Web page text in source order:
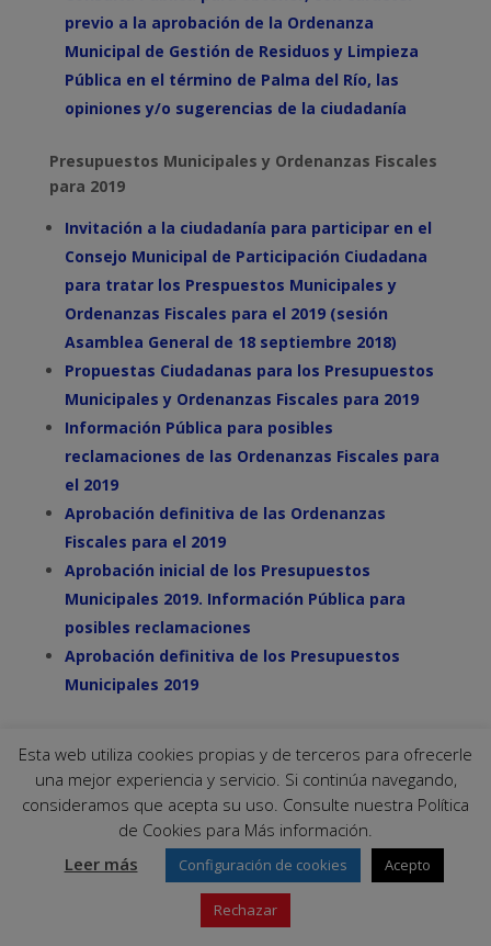
previo a la aprobación de la Ordenanza
Municipal de Gestión de Residuos y Limpieza
Pública en el término de Palma del Río, las
opiniones y/o sugerencias de la ciudadanía
Presupuestos Municipales y Ordenanzas Fiscales
para 2019
Invitación a la ciudadanía para participar en el
Consejo Municipal de Participación Ciudadana
para tratar los Prespuestos Municipales y
Ordenanzas Fiscales para el 2019 (sesión
Asamblea General de 18 septiembre 2018)
Propuestas Ciudadanas para los Presupuestos
Municipales y Ordenanzas Fiscales para 2019
Información Pública para posibles
reclamaciones de las Ordenanzas Fiscales para
el 2019
Aprobación definitiva de las Ordenanzas
Fiscales para el 2019
Aprobación inicial de los Presupuestos
Municipales 2019. Información Pública para
posibles reclamaciones
Aprobación definitiva de los Presupuestos
Municipales 2019
Conservación, del informe de Evaluación de
Edificios y de la Declaración de Ruina, en el
término municipal de Palma del Río
Consulta Pública para obtener, con carácter
previo a la aprobación de la Ordenanza
Municipal reguladora del Deber de
Esta web utiliza cookies propias y de terceros para ofrecerle
una mejor experiencia y servicio. Si continúa navegando,
consideramos que acepta su uso. Consulte nuestra Política
de Cookies para Más información.
Leer más
Configuración de cookies Acepto
Rechazar